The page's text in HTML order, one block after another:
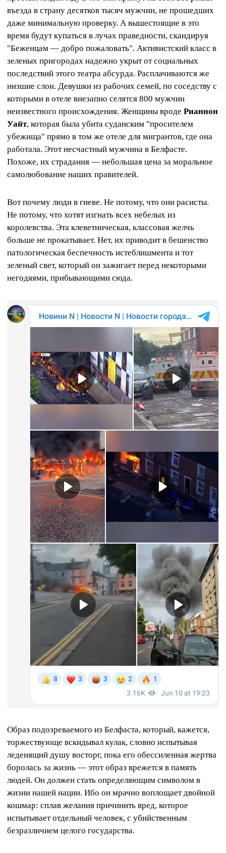
въезда в страну десятков тысяч мужчин, не прошедших
даже минимальную проверку. А вышестоящие в это
время будут купаться в лучах праведности, скандируя
"Беженцам — добро пожаловать". Активистский класс в
зеленых пригородах надежно укрыт от социальных
последствий этого театра абсурда. Расплачиваются же
низшие слои. Девушки из рабочих семей, по соседству с
которыми в отеле внезапно селятся 800 мужчин
неизвестного происхождения. Женщины вроде Рианнон
Уайт, которая была убита суданским "просителем
убежища" прямо в том же отеле для мигрантов, где она
работала. Этот несчастный мужчина в Белфасте.
Похоже, их страдания — небольшая цена за моральное
самолюбование наших правителей.
Вот почему люди в гневе. Не потому, что они расисты.
Не потому, что хотят изгнать всех небелых из
королевства. Эта клеветническая, классовая желчь
больше не прокатывает. Нет, их приводит в бешенство
патологическая беспечность истеблишмента и тот
зеленый свет, который он зажигает перед некоторыми
негодяями, прибывающими сюда.
Образ подозреваемого из Белфаста, который, кажется,
торжествующе вскидывал кулак, словно испытывая
леденящий душу восторг, пока его обессиленная жертва
боролась за жизнь — этот образ врежется в память
людей. Он должен стать определяющим символом в
жизни нашей нации. Ибо он мрачно воплощает двойной
кошмар: сплав желания причинить вред, которое
испытывает отдельный человек, с убийственным
безразличием целого государства.